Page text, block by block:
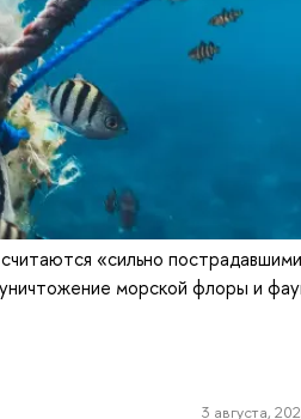
«сильно
морской флоры и
3 августа,